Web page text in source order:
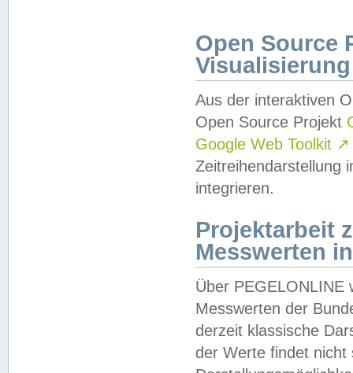
Open Source
Visualisierung
Aus der interaktiven
Open Source Projekt
Google Web Toolkit ↗
Zeitreihendarstellung
integrieren.
Projektarbeit
Messwerten
Über PEGELONLINE
Messwerten der
derzeit klassische
der Werte findet